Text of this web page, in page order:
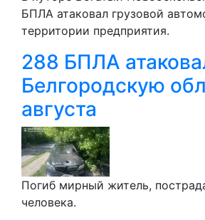
БПЛА атаковал грузовой
территории предприятия.
288 БПЛА
Белгородскую
августа
Погиб мирный житель,
человека.